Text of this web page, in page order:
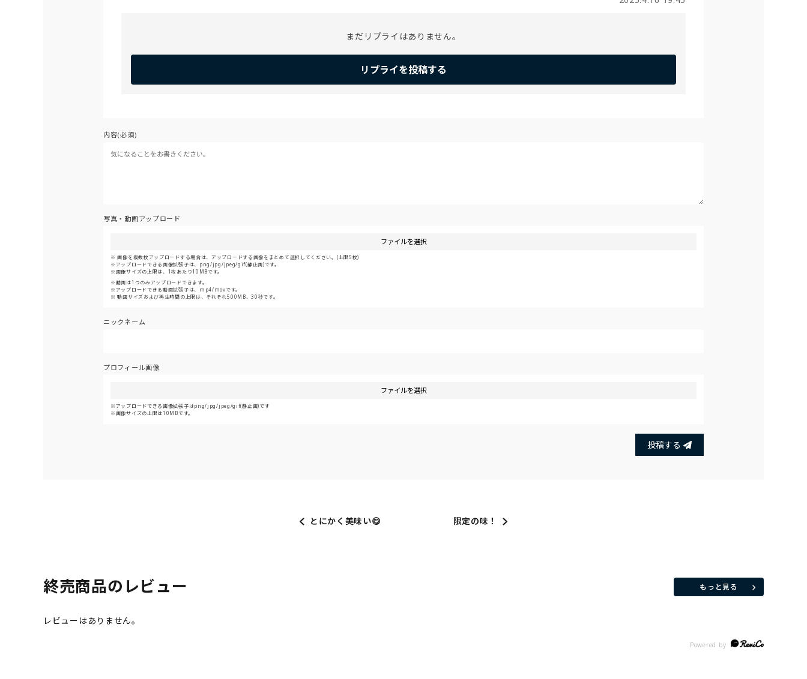
まだリプライはありません。
リプライを投稿する
内容(必須)
写真・動画アップロード
ファイルを選択
画像を複数枚アップロードする場合は、アップロードする画像をまとめて選択してください。(上限5枚)
アップロードできる画像拡張子は、png/jpg/jpeg/gif(静止画)です。
画像サイズの上限は、1枚あたり10MBです。
動画は1つのみアップロードできます。
アップロードできる動画拡張子は、mp4/movです。
動画サイズおよび再生時間の上限は、それぞれ500MB、30秒です。
ニックネーム
プロフィール画像
ファイルを選択
アップロードできる画像拡張子はpng/jpg/jpeg/gif(静止画)です
画像サイズの上限は10MBです。
投稿する
とにかく美味い😋 限定の味！
終売商品のレビュー もっと見る